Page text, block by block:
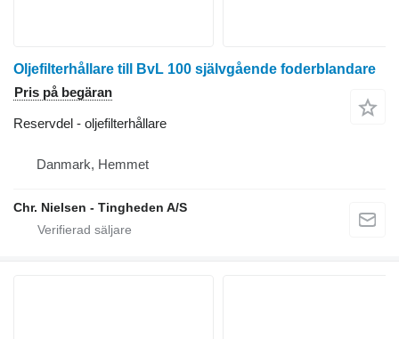
Oljefilterhållare till BvL 100 självgående foderblandare
Pris på begäran
Reservdel - oljefilterhållare
Danmark, Hemmet
Chr. Nielsen - Tingheden A/S